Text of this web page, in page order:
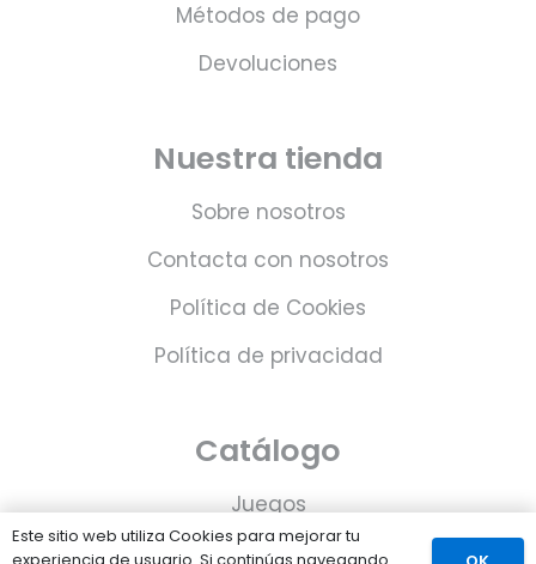
Métodos de pago
Devoluciones
Nuestra tienda
Sobre nosotros
Contacta con nosotros
Política de Cookies
Política de privacidad
Catálogo
Juegos
Consolas
Este sitio web utiliza Cookies para mejorar tu